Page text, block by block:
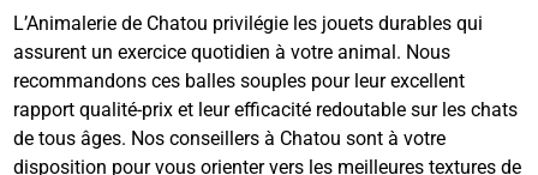
L’Animalerie de Chatou privilégie les jouets durables qui
assurent un exercice quotidien à votre animal. Nous
recommandons ces balles souples pour leur excellent
rapport qualité-prix et leur efficacité redoutable sur les chats
de tous âges. Nos conseillers à Chatou sont à votre
disposition pour vous orienter vers les meilleures textures de